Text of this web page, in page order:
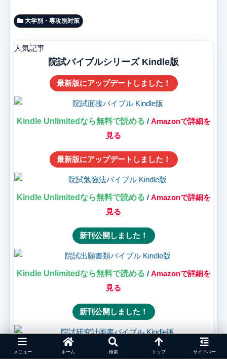
大学別・専攻別対策
人気記事
院試バイブルシリーズ Kindle版
最新版にアップデートしました！
Kindle Unlimitedなら無料で読める / Amazonで詳細を
見る
最新版にアップデートしました！
Kindle Unlimitedなら無料で読める / Amazonで詳細を
見る
新刊公開しました！
Kindle Unlimitedなら無料で読める / Amazonで詳細を
見る
新刊公開しました！
Kindle Unlimitedなら無料で読める Amazonで詳細を
メニュー ホーム 検索 トップ サイドバー